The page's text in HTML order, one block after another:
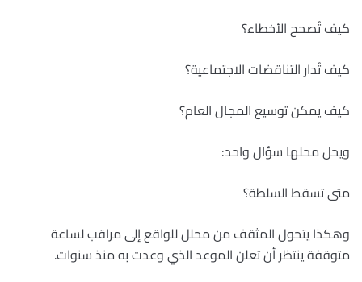
كيف تُصحح الأخطاء؟
كيف تُدار التناقضات الاجتماعية؟
كيف يمكن توسيع المجال العام؟
ويحل محلها سؤال واحد:
متى تسقط السلطة؟
وهكذا يتحول المثقف من محلل للواقع إلى مراقب لساعة
متوقفة ينتظر أن تعلن الموعد الذي وعدت به منذ سنوات.